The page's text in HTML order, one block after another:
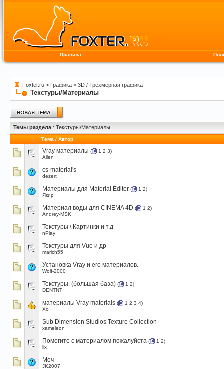
Правила
Foxter.ru > Графика > 3D / Трехмерная графика
Текстуры/Материалы
Темы раздела : Текстуры/Материалы
Тема / Автор
Vray материалы ( 1 2 3)
Allen
сs-material's
dezert
Материалы для Material Editor ( 1 2)
Якир
Материал воды для CINEMA 4D ( 1 2)
Andrey-MSK
Текстуры \ Картинки и т.д
nPlay
Текстуры для Vue и др
marich55
Установка Vray и его материалов.
Wolf-2000
Текстуры. (большая база) ( 1 2)
DENTNT
материалы Vray materials ( 1 2 3 4)
Xo
Sub Dimension Studios Texture Collection
xameleon
Помогите с материалом пожалуйста ( 1 2)
lix
Меч
JK2007